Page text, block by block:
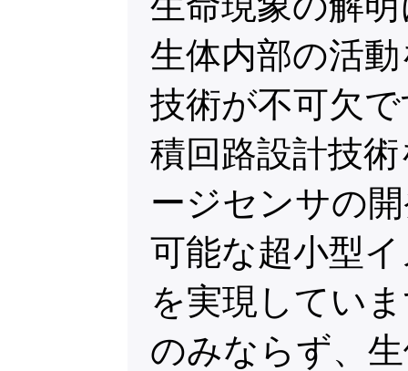
生体内部の活
技術が不可欠
積回路設計技
ージセンサの
可能な超小型
を実現してい
のみならず、